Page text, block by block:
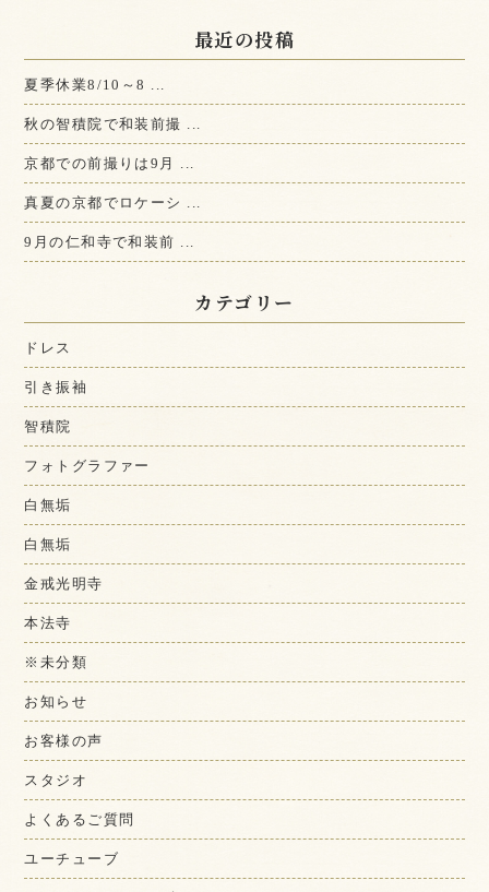
最近の投稿
夏季休業8/10～8 ...
秋の智積院で和装前撮 ...
京都での前撮りは9月 ...
真夏の京都でロケーシ ...
9月の仁和寺で和装前 ...
カテゴリー
ドレス
引き振袖
智積院
フォトグラファー
白無垢
白無垢
金戒光明寺
本法寺
※未分類
お知らせ
お客様の声
スタジオ
よくあるご質問
ユーチューブ